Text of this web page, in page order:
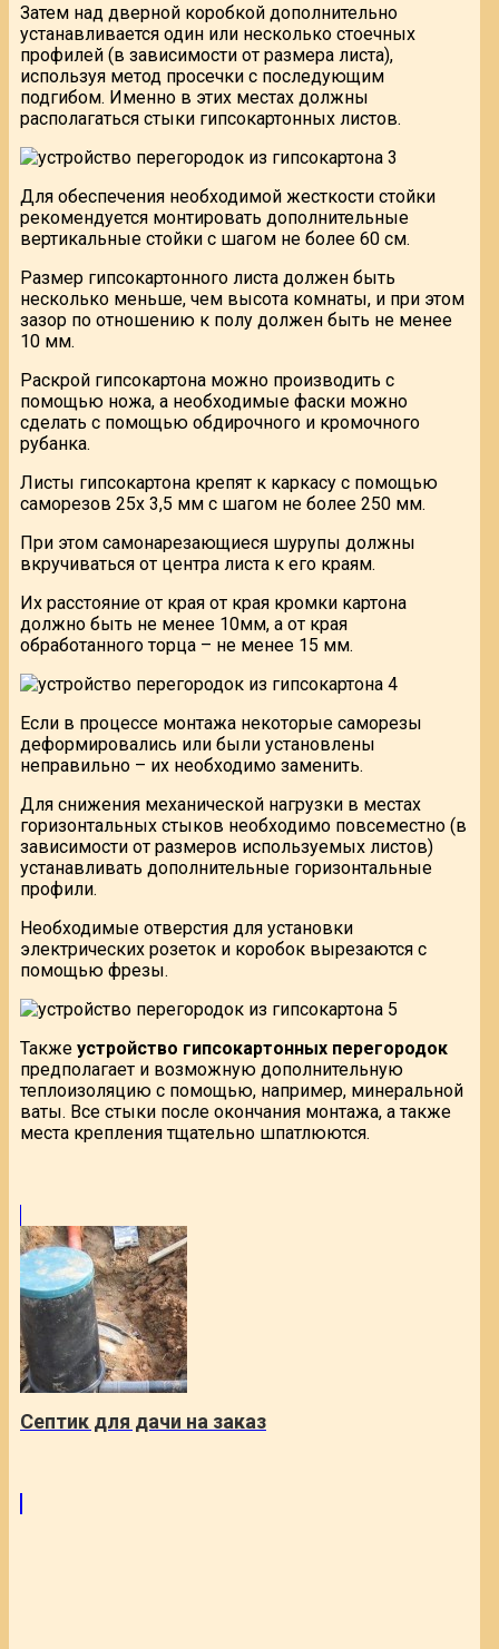
Затем над дверной коробкой дополнительно
устанавливается один или несколько стоечных
профилей (в зависимости от размера листа),
используя метод просечки с последующим
подгибом. Именно в этих местах должны
располагаться стыки гипсокартонных листов.
Для обеспечения необходимой жесткости стойки
рекомендуется монтировать дополнительные
вертикальные стойки с шагом не более 60 см.
Размер гипсокартонного листа должен быть
несколько меньше, чем высота комнаты, и при этом
зазор по отношению к полу должен быть не менее
10 мм.
Раскрой гипсокартона можно производить с
помощью ножа, а необходимые фаски можно
сделать с помощью обдирочного и кромочного
рубанка.
Листы гипсокартона крепят к каркасу с помощью
саморезов 25х 3,5 мм с шагом не более 250 мм.
При этом самонарезающиеся шурупы должны
вкручиваться от центра листа к его краям.
Их расстояние от края от края кромки картона
должно быть не менее 10мм, а от края
обработанного торца – не менее 15 мм.
Если в процессе монтажа некоторые саморезы
деформировались или были установлены
неправильно – их необходимо заменить.
Для снижения механической нагрузки в местах
горизонтальных стыков необходимо повсеместно (в
зависимости от размеров используемых листов)
устанавливать дополнительные горизонтальные
профили.
Необходимые отверстия для установки
электрических розеток и коробок вырезаются с
помощью фрезы.
Также устройство гипсокартонных перегородок
предполагает и возможную дополнительную
теплоизоляцию с помощью, например, минеральной
ваты. Все стыки после окончания монтажа, а также
места крепления тщательно шпатлюются.
Септик для дачи на заказ